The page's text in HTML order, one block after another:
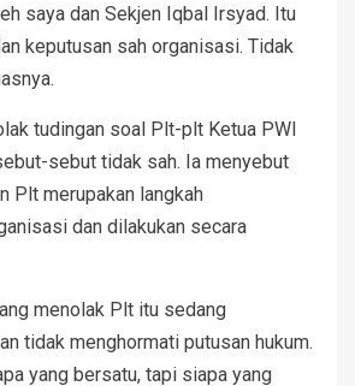
saya dan Sekjen Iqbal Irsyad. Itu
keputusan sah organisasi. Tidak
tudingan soal Plt-plt Ketua PWI
sebut tidak sah. Ia menyebut
Plt merupakan langkah
dan dilakukan secara
menolak Plt itu sedang
tidak menghormati putusan hukum.
yang bersatu, tapi siapa yang